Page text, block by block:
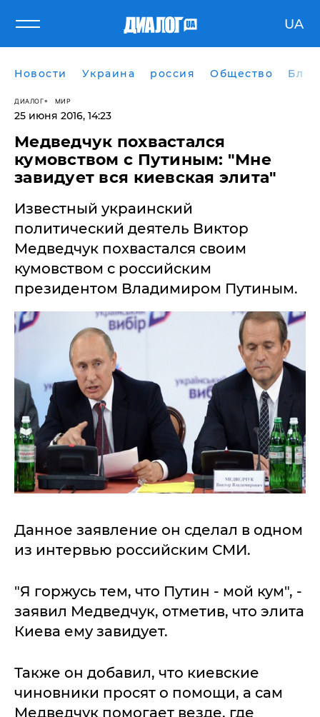
UA
Новости Украина россия Общество
ДИАЛОГ МИР
25 июня 2016, 14:23
​Медведчук похвастался
кумовством с Путиным: "Мне
завидует вся киевская элита"
Известный украинский
политический деятель Виктор
Медведчук похвастался своим
кумовством с российским
президентом Владимиром Путиным.
Данное заявление он сделал в одном
из интервью российским СМИ.
"Я горжусь тем, что Путин - мой кум", -
заявил Медведчук, отметив, что элита
Киева ему завидует.
Также он добавил, что киевские
чиновники просят о помощи, а сам
Медведчук помогает везде, где